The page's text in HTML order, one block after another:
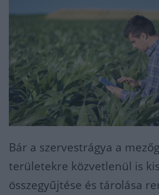
Bár a szervestrágya a
területekre közvetlenül is
összegyűjtése és tárolása